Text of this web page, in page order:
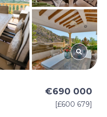
€690 000
[£600 679]